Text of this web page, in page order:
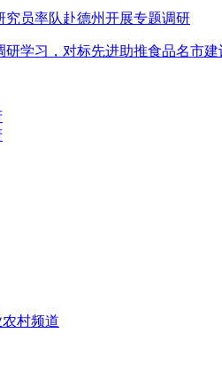
究员率队赴德州开展专题调研
研学习，对标先进助推食品名市建
村频道